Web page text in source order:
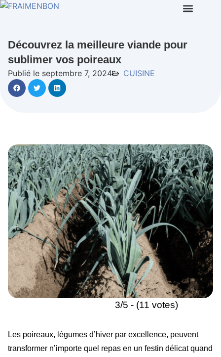
Découvrez la meilleure viande pour
sublimer vos poireaux
Publié le septembre 7, 2024 CUISINE
3/5 - (11 votes)
Les poireaux, légumes d’hiver par excellence, peuvent
transformer n’importe quel repas en un festin délicat quand